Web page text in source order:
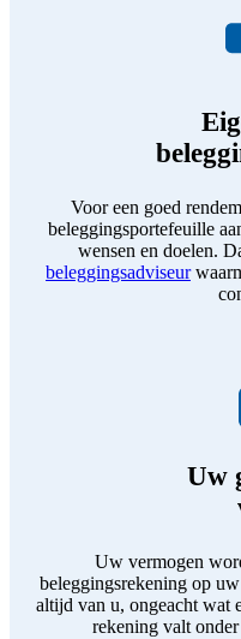
Voor een goed
beleggingsportefeuille
wensen en doelen.
beleggingsadviseur
Uw
Uw vermogen
beleggingsrekening op
altijd van u, ongeacht wat
rekening valt